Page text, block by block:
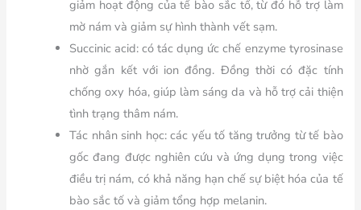
giảm hoạt động của tế bào sắc tố, từ đó hỗ trợ làm
mờ nám và giảm sự hình thành vết sạm.
Succinic acid: có tác dụng ức chế enzyme tyrosinase
nhờ gắn kết với ion đồng. Đồng thời có đặc tính
chống oxy hóa, giúp làm sáng da và hỗ trợ cải thiện
tình trạng thâm nám.
Tác nhân sinh học: các yếu tố tăng trưởng từ tế bào
gốc đang được nghiên cứu và ứng dụng trong việc
điều trị nám, có khả năng hạn chế sự biệt hóa của tế
bào sắc tố và giảm tổng hợp melanin.